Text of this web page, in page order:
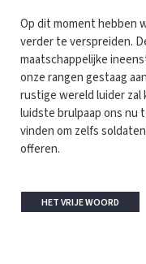
Op dit moment hebben
verder te verspreiden.
maatschappelijke
onze rangen gestaag
rustige wereld luider zal
luidste brulpaap ons nu
vinden om zelfs
offeren.
HET VRIJE WOORD